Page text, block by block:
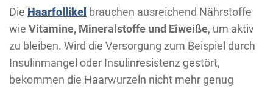
Die Haarfollikel brauchen ausreichend Nährstoffe
wie Vitamine, Mineralstoffe und Eiweiße, um aktiv
zu bleiben. Wird die Versorgung zum Beispiel durch
Insulinmangel oder Insulinresistenz gestört,
bekommen die Haarwurzeln nicht mehr genug